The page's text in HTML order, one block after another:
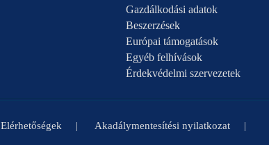
Gazdálkodási adatok
Beszerzések
Európai támogatások
Egyéb felhívások
Érdekvédelmi szervezetek
Elérhetőségek Akadálymentesítési nyilatkozat